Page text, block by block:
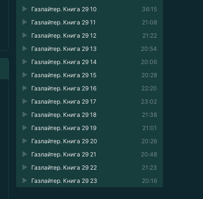
36:15
Газлайтер. Книга 29 10
21:08
Газлайтер. Книга 29 11
21:22
Газлайтер. Книга 29 12
20:54
Газлайтер. Книга 29 13
20:06
Газлайтер. Книга 29 14
20:28
Газлайтер. Книга 29 15
22:20
Газлайтер. Книга 29 16
23:02
Газлайтер. Книга 29 17
21:38
Газлайтер. Книга 29 18
21:01
Газлайтер. Книга 29 19
20:26
Газлайтер. Книга 29 20
20:48
Газлайтер. Книга 29 21
21:23
Газлайтер. Книга 29 22
20:16
Газлайтер. Книга 29 23